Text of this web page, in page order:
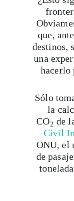
que,
destinos,
una
hacerlo
Sólo
la
CO2 de
Civil
ONU, el
de